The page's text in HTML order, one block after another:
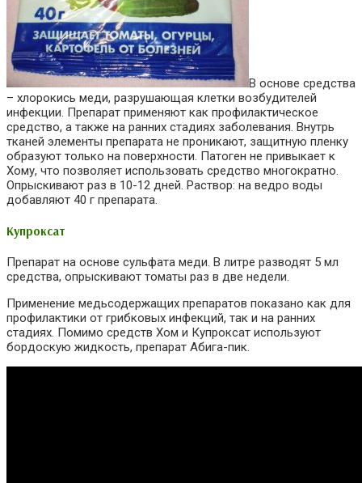
В основе средства
– хлорокись меди, разрушающая клетки возбудителей
инфекции. Препарат применяют как профилактическое
средство, а также на ранних стадиях заболевания. Внутрь
тканей элементы препарата не проникают, защитную пленку
образуют только на поверхности. Патоген не привыкает к
Хому, что позволяет использовать средство многократно.
Опрыскивают раз в 10-12 дней. Раствор: на ведро воды
добавляют 40 г препарата.
Купроксат
Препарат на основе сульфата меди. В литре разводят 5 мл
средства, опрыскивают томаты раз в две недели.
Применение медьсодержащих препаратов показано как для
профилактики от грибковых инфекций, так и на ранних
стадиях. Помимо средств Хом и Купроксат используют
бордоскую жидкость, препарат Абига-пик.